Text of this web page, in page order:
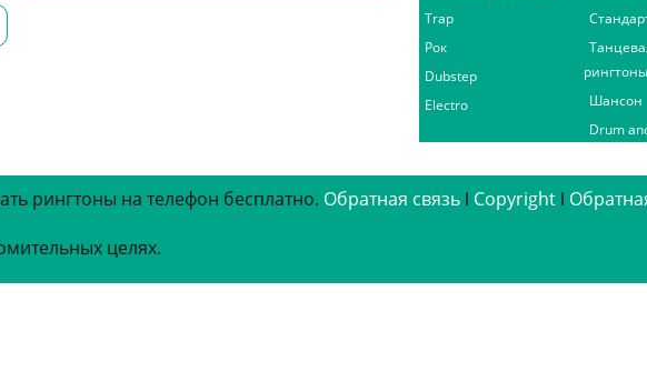
Trap
Рок
Dubstep
Electro
рингтоны
Шансон
Drum
рингтоны на телефон бесплатно. Обратная связь ǀ Copyright ǀ
целях.